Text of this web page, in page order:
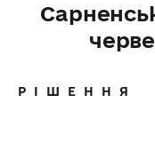
Р І Ш Е Н Н Я